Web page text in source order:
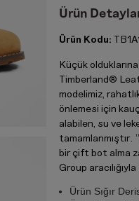
Ürün
Ürün Kodu:
Küçük
Timberland®
modelimiz,
önlemesi için
alabilen, su ve
tamamlanmıştır.
bir çift bot alma
Group
Ürün Sığır